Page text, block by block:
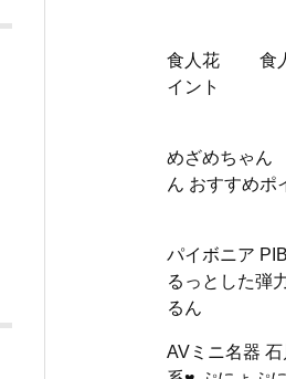
食人花 食人
イント
めざめちゃ
ん おすすめポ
パイボニア
るっとした弾
るん
AVミニ名器